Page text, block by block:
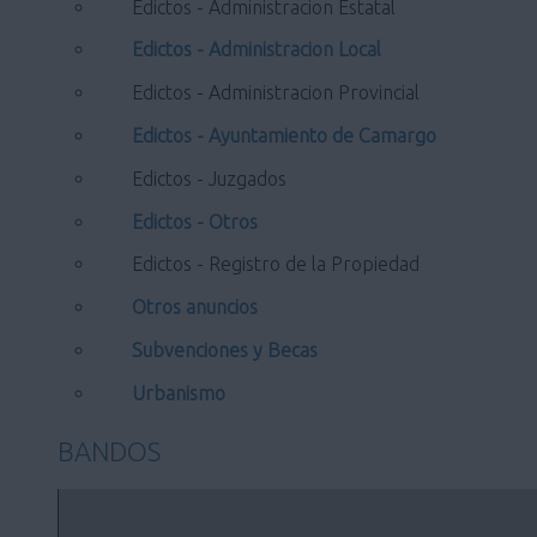
Edictos - Administracion Estatal
Edictos - Administracion Local
Edictos - Administracion Provincial
Edictos - Ayuntamiento de Camargo
Edictos - Juzgados
Edictos - Otros
Edictos - Registro de la Propiedad
Otros anuncios
Subvenciones y Becas
Urbanismo
BANDOS